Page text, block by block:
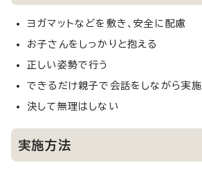
ヨガマットなどを敷き、安全に配慮
お子さんをしっかりと抱える
正しい姿勢で行う
できるだけ親子で会話をしながら実施
決して無理はしない
実施方法